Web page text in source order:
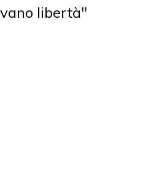
libertà"